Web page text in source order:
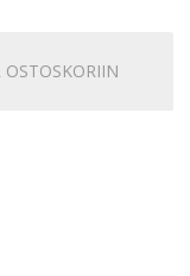
OSTOSKORIIN